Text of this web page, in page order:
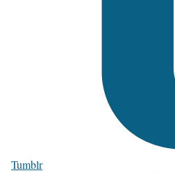
Tumblr